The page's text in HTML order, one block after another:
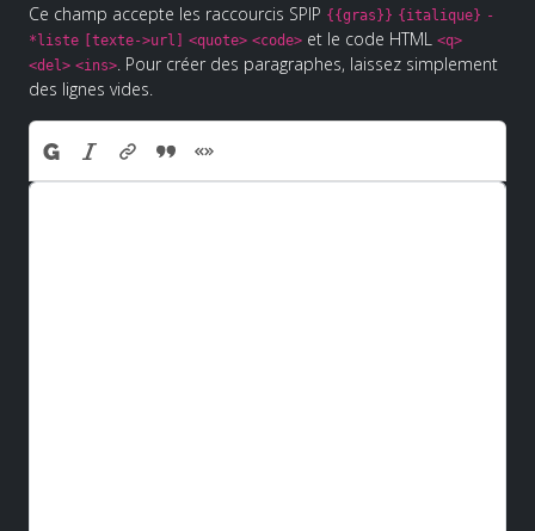
Ce champ accepte les raccourcis SPIP {{gras}} {italique} -
*liste [texte->url] <quote> <code> et le code HTML <q>
<del> <ins>. Pour créer des paragraphes, laissez simplement
des lignes vides.